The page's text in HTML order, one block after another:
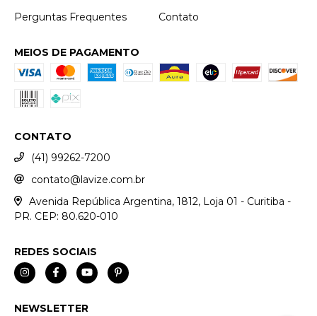
Perguntas Frequentes Contato
MEIOS DE PAGAMENTO
CONTATO
(41) 99262-7200
contato@lavize.com.br
Avenida República Argentina, 1812, Loja 01 - Curitiba -
PR. CEP: 80.620-010
REDES SOCIAIS
NEWSLETTER